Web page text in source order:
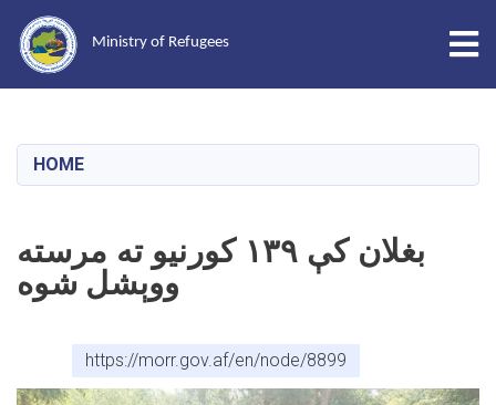
content
Ministry of Refugees
HOME
بغلان کې ۱۳۹ کورنیو ته مرسته
ووېشل شوه
https://morr.gov.af/en/node/8899